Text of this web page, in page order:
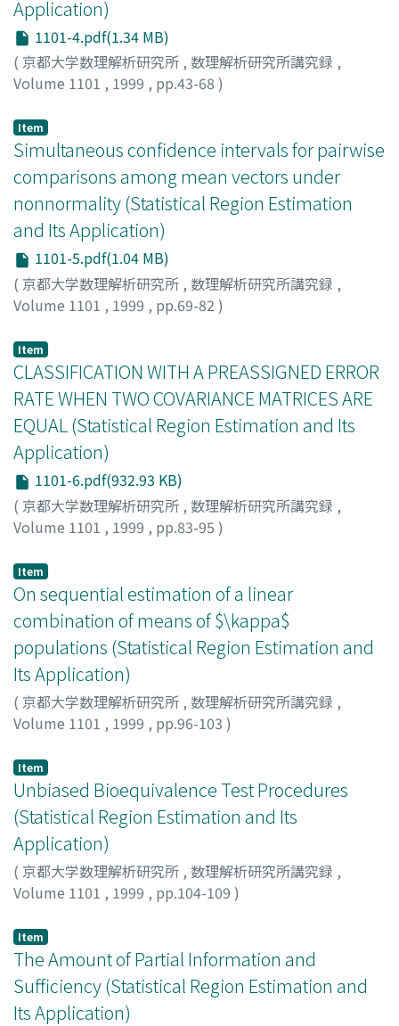
Application)
1101-4.pdf(1.34 MB)
( 京都大学数理解析研究所 , 数理解析研究所講究録 ,
Volume 1101 , 1999 , pp.43-68 )
ヒダ, エイスケ
Item
Simultaneous confidence intervals for pairwise
comparisons among mean vectors under
nonnormality (Statistical Region Estimation
and Its Application)
1101-5.pdf(1.04 MB)
( 京都大学数理解析研究所 , 数理解析研究所講究録 ,
Volume 1101 , 1999 , pp.69-82 )
Item
CLASSIFICATION WITH A PREASSIGNED ERROR
RATE WHEN TWO COVARIANCE MATRICES ARE
EQUAL (Statistical Region Estimation and Its
Application)
1101-6.pdf(932.93 KB)
( 京都大学数理解析研究所 , 数理解析研究所講究録 ,
Volume 1101 , 1999 , pp.83-95 )
マコト
Item
On sequential estimation of a linear
combination of means of $\kappa$
populations (Statistical Region Estimation and
Its Application)
( 京都大学数理解析研究所 , 数理解析研究所講究録 ,
Volume 1101 , 1999 , pp.96-103 )
カラ;
Item
Unbiased Bioequivalence Test Procedures
(Statistical Region Estimation and Its
Application)
( 京都大学数理解析研究所 , 数理解析研究所講究録 ,
Volume 1101 , 1999 , pp.104-109 )
Item
The Amount of Partial Information and
Sufficiency (Statistical Region Estimation and
Its Application)